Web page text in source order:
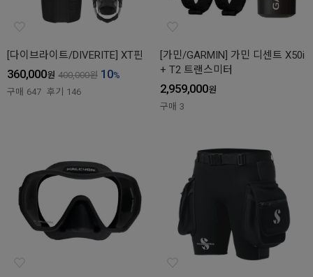
[다이브라이트/DIVERITE] XT핀
360,000원 400,000원 10%
구매 647 후기 146
[가민/GARMIN] 가민 디센트 X50i
+ T2 트랜스미터
2,959,000원
구매 3